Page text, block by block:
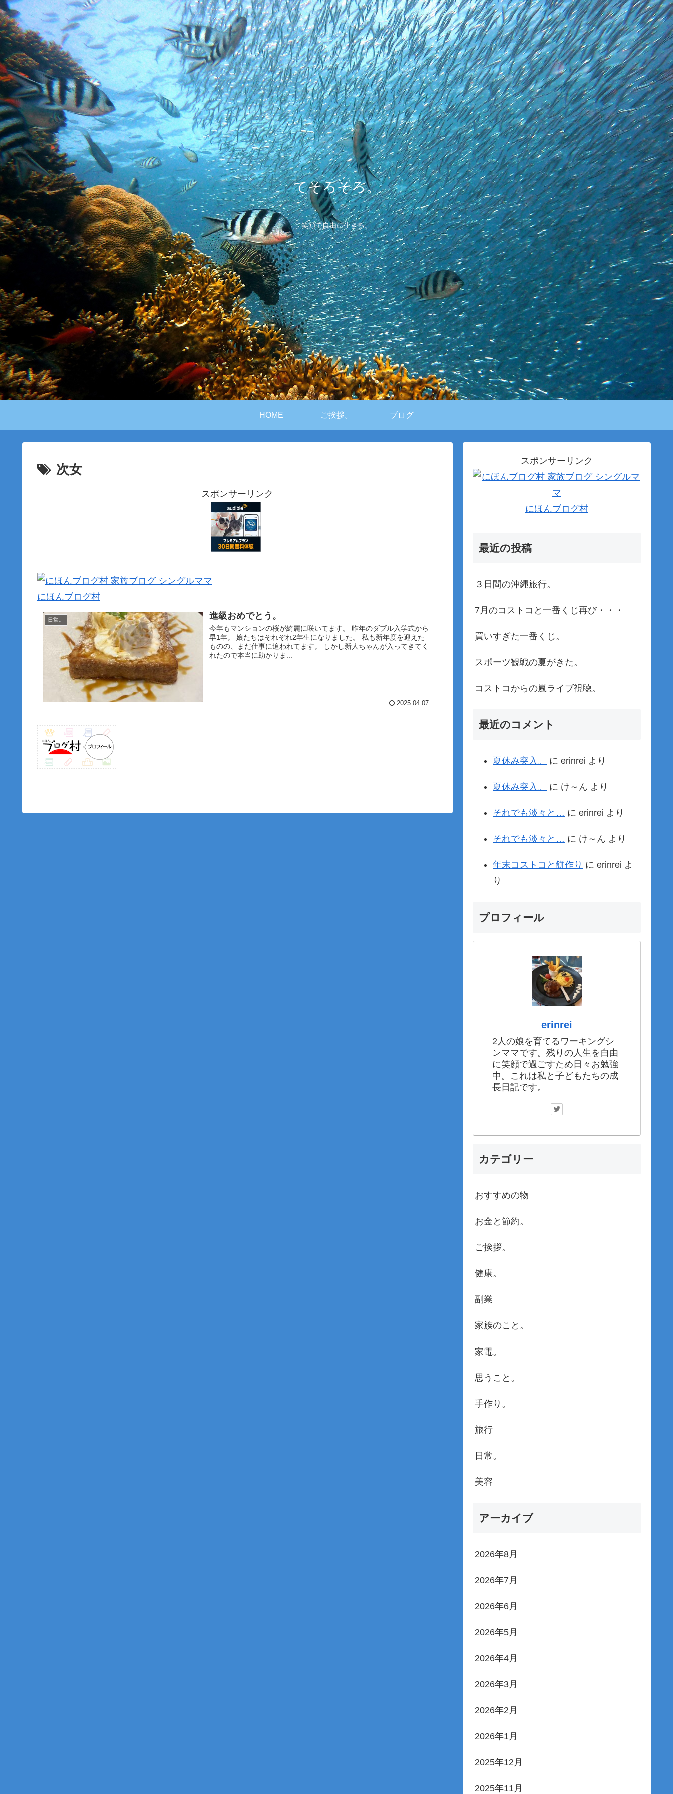
てそろそろ。
笑顔で自由に生きる。
HOME ご挨拶。 ブログ
次女
スポンサーリンク
にほんブログ村
日常。 進級おめでとう。
今年もマンションの桜が綺麗に咲いてます。 昨年のダブル入学式から
早1年。 娘たちはそれぞれ2年生になりました。 私も新年度を迎えた
ものの、まだ仕事に追われてます。 しかし新人ちゃんが入ってきてく
れたので本当に助かりま...
2025.04.07
スポンサーリンク
にほんブログ村
最近の投稿
３日間の沖縄旅行。
7月のコストコと一番くじ再び・・・
買いすぎた一番くじ。
スポーツ観戦の夏がきた。
コストコからの嵐ライブ視聴。
最近のコメント
夏休み突入。 に erinrei より
夏休み突入。 に け～ん より
それでも淡々と… に erinrei より
それでも淡々と… に け～ん より
年末コストコと餅作り に erinrei よ
り
プロフィール
erinrei
2人の娘を育てるワーキングシ
ンママです。残りの人生を自由
に笑顔で過ごすため日々お勉強
中。これは私と子どもたちの成
長日記です。
カテゴリー
おすすめの物
お金と節約。
ご挨拶。
健康。
副業
家族のこと。
家電。
思うこと。
手作り。
旅行
日常。
美容
アーカイブ
2026年8月
2026年7月
2026年6月
2026年5月
2026年4月
2026年3月
2026年2月
2026年1月
2025年12月
2025年11月